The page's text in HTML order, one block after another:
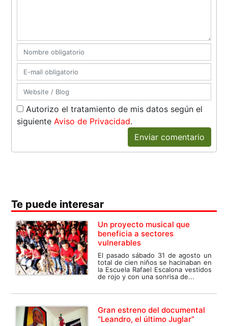
Autorizo el tratamiento de mis datos según el
siguienteAviso de Privacidad.
Enviar comentario
Te puede interesar
Un proyecto musical que
beneficia a sectores
vulnerables
El pasado sábado 31 de agosto un
total de cien niños se hacinaban en
la Escuela Rafael Escalona vestidos
de rojo y con una sonrisa de...
Gran estreno del documental
“Leandro, el último Juglar”